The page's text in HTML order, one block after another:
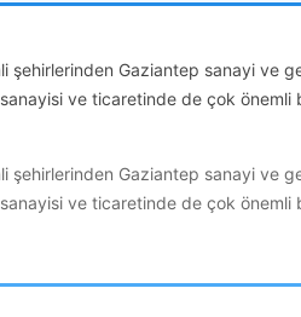
şehirlerinden Gaziantep sanayi ve
ve ticaretinde de çok önemli
şehirlerinden Gaziantep sanayi ve
ve ticaretinde de çok önemli